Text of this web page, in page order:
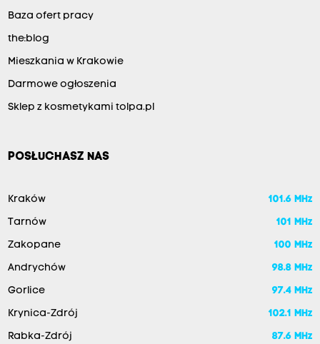
Baza ofert pracy
the:blog
Mieszkania w Krakowie
Darmowe ogłoszenia
Sklep z kosmetykami tolpa.pl
POSŁUCHASZ NAS
Kraków 101.6 MHz
Tarnów 101 MHz
Zakopane 100 MHz
Andrychów 98.8 MHz
Gorlice 97.4 MHz
Krynica-Zdrój 102.1 MHz
Rabka-Zdrój 87.6 MHz